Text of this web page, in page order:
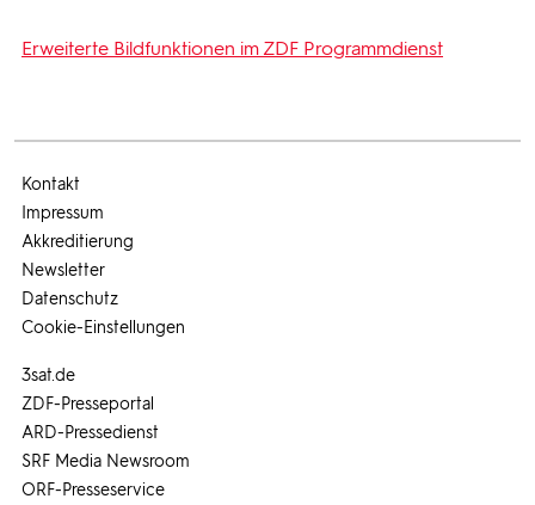
Erweiterte Bildfunktionen im ZDF Programmdienst
3sat.de
ZDF-Presseportal
ARD-Pressedienst
SRF Media Newsroom
ORF-Presseservice
Kontakt
Impressum
Akkreditierung
Newsletter
Datenschutz
Cookie-Einstellungen